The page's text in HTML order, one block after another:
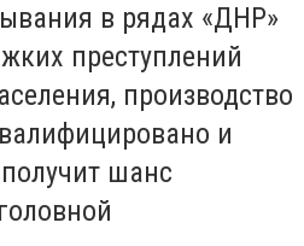
в рядах «ДНР»
преступлений
производство
и
шанс